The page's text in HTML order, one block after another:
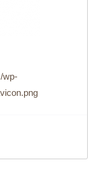
wp-